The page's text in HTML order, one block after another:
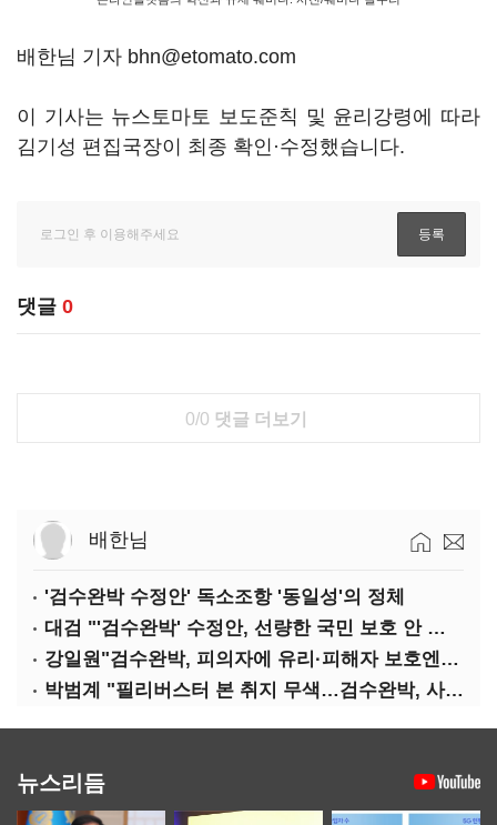
배한님 기자 bhn@etomato.com
이 기사는 뉴스토마토 보도준칙 및 윤리강령에 따라
김기성 편집국장이 최종 확인·수정했습니다.
댓글 0
0/0 댓글 더보기
배한님
'검수완박 수정안' 독소조항 '동일성'의 정체
대검 "'검수완박' 수정안, 선량한 국민 보호 안 보여"
강일원"검수완박, 피의자에 유리·피해자 보호엔 문제"
박범계 "필리버스터 본 취지 무색…검수완박, 사실상 합의"
뉴스리듬